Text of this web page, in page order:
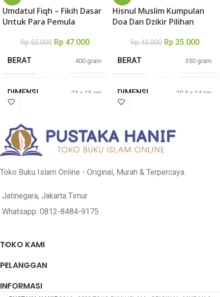
Umdatul Fiqh – Fikih Dasar
Untuk Para Pemula
Rp55.000 Rp 47.000
BERAT 400 gram
DIMENSI 23 × 15 cm
TEBAL
PENERBIT Al-Qowam
Hisnul Muslim Kumpulan
Doa Dan Dzikir Pilihan
Rp40.000 Rp 35.000
BERAT 350 gram
DIMENSI 20,5 × 14 cm
Toko Buku Islam Online - Original, Murah & Terpercaya.
Jatinegara, Jakarta Timur
Whatsapp: 0812-8484-9175
TOKO KAMI
PELANGGAN
INFORMASI